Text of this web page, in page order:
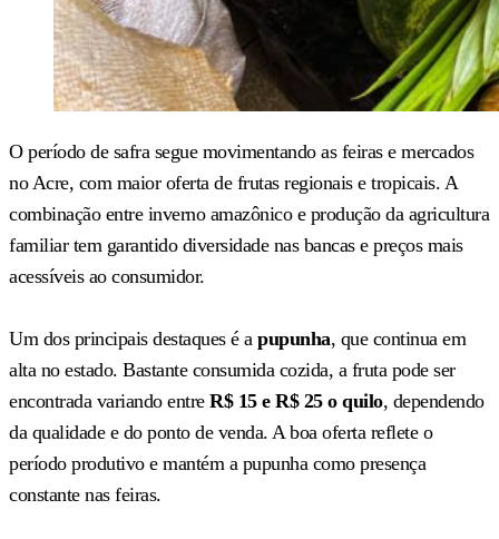
O período de safra segue movimentando as feiras e mercados
no Acre, com maior oferta de frutas regionais e tropicais. A
combinação entre inverno amazônico e produção da agricultura
familiar tem garantido diversidade nas bancas e preços mais
acessíveis ao consumidor.
Um dos principais destaques é a pupunha, que continua em
alta no estado. Bastante consumida cozida, a fruta pode ser
encontrada variando entre R$ 15 e R$ 25 o quilo, dependendo
da qualidade e do ponto de venda. A boa oferta reflete o
período produtivo e mantém a pupunha como presença
constante nas feiras.